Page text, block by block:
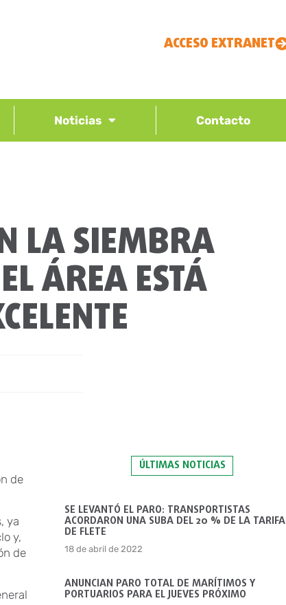
ACCESO EXTRANET
Noticias Contacto
LA SIEMBRA
ÁREA ESTÁ
de
ya
y,
de
ÚLTIMAS NOTICIAS
SE LEVANTÓ EL PARO: TRANSPORTISTAS
ACORDARON UNA SUBA DEL 20 % DE LA TARIFA
DE FLETE
18 de abril de 2022
ANUNCIAN PARO TOTAL DE MARÍTIMOS Y
PORTUARIOS PARA EL JUEVES PRÓXIMO